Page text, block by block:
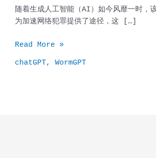
随着生成人工智能（AI）如今风靡一时，
为加速网络犯罪提供了途径，这 […]
WormGPT：
Read More »
chatGPT,WormGPT